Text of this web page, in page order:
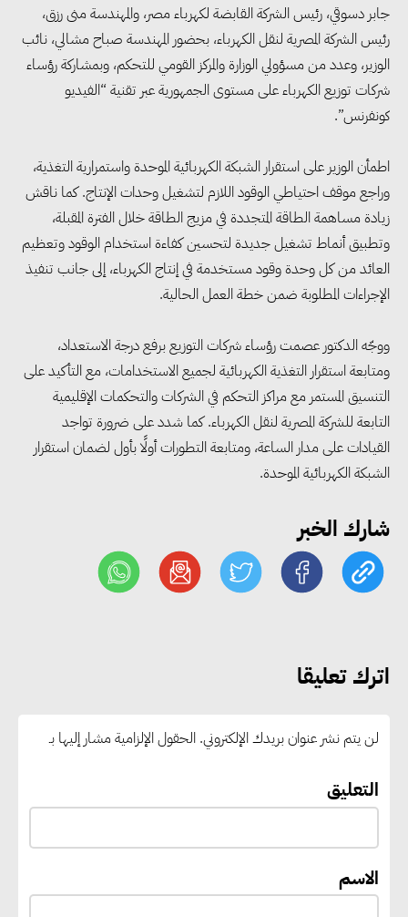
جابر دسوقي، رئيس الشركة القابضة لكهرباء مصر، والمهندسة منى رزق،
رئيس الشركة المصرية لنقل الكهرباء، بحضور المهندسة صباح مشالي، نائب
الوزير، وعدد من مسؤولي الوزارة والمركز القومي للتحكم، وبمشاركة رؤساء
شركات توزيع الكهرباء على مستوى الجمهورية عبر تقنية “الفيديو
كونفرنس”.
اطمأن الوزير على استقرار الشبكة الكهربائية الموحدة واستمرارية التغذية،
وراجع موقف احتياطي الوقود اللازم لتشغيل وحدات الإنتاج. كما ناقش
زيادة مساهمة الطاقة المتجددة في مزيج الطاقة خلال الفترة المقبلة،
وتطبيق أنماط تشغيل جديدة لتحسين كفاءة استخدام الوقود وتعظيم
العائد من كل وحدة وقود مستخدمة في إنتاج الكهرباء، إلى جانب تنفيذ
الإجراءات المطلوبة ضمن خطة العمل الحالية.
ووجّه الدكتور عصمت رؤساء شركات التوزيع برفع درجة الاستعداد،
ومتابعة استقرار التغذية الكهربائية لجميع الاستخدامات، مع التأكيد على
التنسيق المستمر مع مراكز التحكم في الشركات والتحكمات الإقليمية
التابعة للشركة المصرية لنقل الكهرباء. كما شدد على ضرورة تواجد
القيادات على مدار الساعة، ومتابعة التطورات أولًا بأول لضمان استقرار
الشبكة الكهربائية الموحدة.
شارك الخبر
اترك تعليقا
لن يتم نشر عنوان بريدك الإلكتروني. الحقول الإلزامية مشار إليها بـ
التعليق
الاسم
وزيرا التخطيط والبترول يبحثان
تعزيز أمن الطاقة وزيادة الإنتاج
الاقتصادية لعام 2026/2027
«التضامن» تتعامل مع 552 بلاغًا
خلال يوليو.. إنقاذ كبار بلا مأوى ولم
شمل مواطن بأسرته وحماية سيدة
«التضامن» تطلق مبادرة «بكرة
المدرسة.. الخير في مصر» لتوفير
التجارة والاستثمارات والتعاون في
بالوقود منخفض الكربون